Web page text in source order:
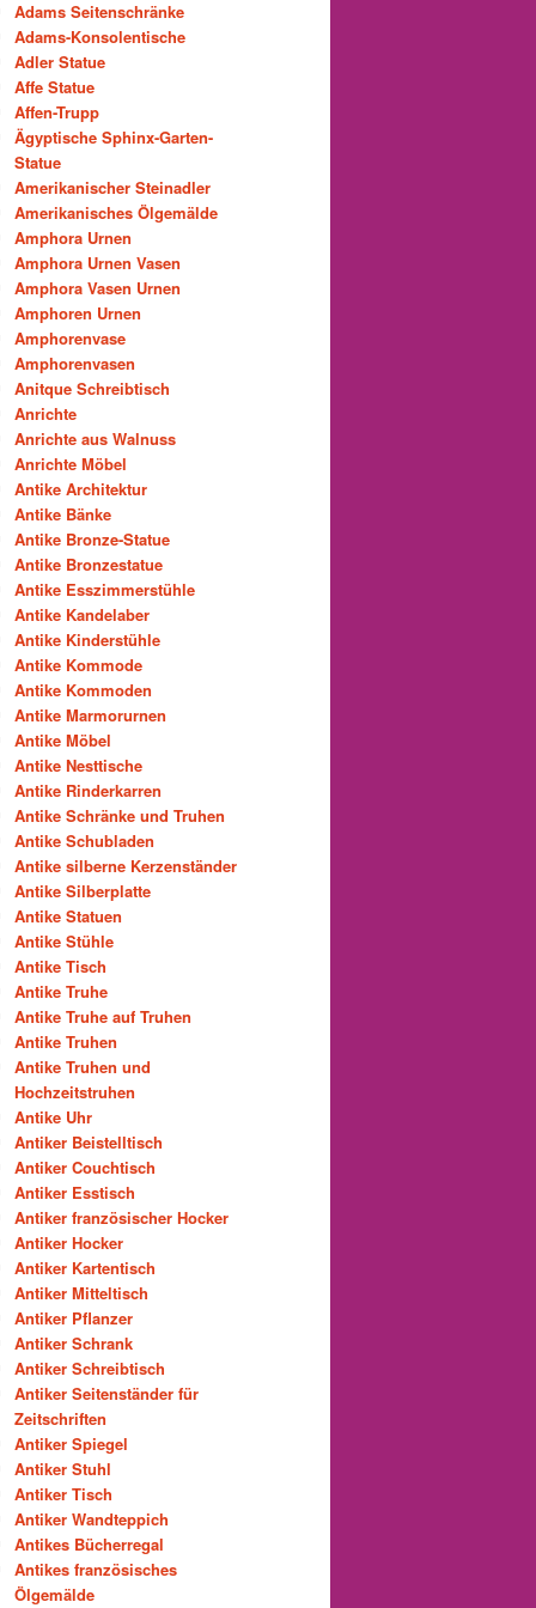
Adams Seitenschränke
Adams-Konsolentische
Adler Statue
Affe Statue
Affen-Trupp
Ägyptische Sphinx-Garten-
Statue
Amerikanischer Steinadler
Amerikanisches Ölgemälde
Amphora Urnen
Amphora Urnen Vasen
Amphora Vasen Urnen
Amphoren Urnen
Amphorenvase
Amphorenvasen
Anitque Schreibtisch
Anrichte
Anrichte aus Walnuss
Anrichte Möbel
Antike Architektur
Antike Bänke
Antike Bronze-Statue
Antike Bronzestatue
Antike Esszimmerstühle
Antike Kandelaber
Antike Kinderstühle
Antike Kommode
Antike Kommoden
Antike Marmorurnen
Antike Möbel
Antike Nesttische
Antike Rinderkarren
Antike Schränke und Truhen
Antike Schubladen
Antike silberne Kerzenständer
Antike Silberplatte
Antike Statuen
Antike Stühle
Antike Tisch
Antike Truhe
Antike Truhe auf Truhen
Antike Truhen
Antike Truhen und
Hochzeitstruhen
Antike Uhr
Antiker Beistelltisch
Antiker Couchtisch
Antiker Esstisch
Antiker französischer Hocker
Antiker Hocker
Antiker Kartentisch
Antiker Mitteltisch
Antiker Pflanzer
Antiker Schrank
Antiker Schreibtisch
Antiker Seitenständer für
Zeitschriften
Antiker Spiegel
Antiker Stuhl
Antiker Tisch
Antiker Wandteppich
Antikes Bücherregal
Antikes französisches
Ölgemälde